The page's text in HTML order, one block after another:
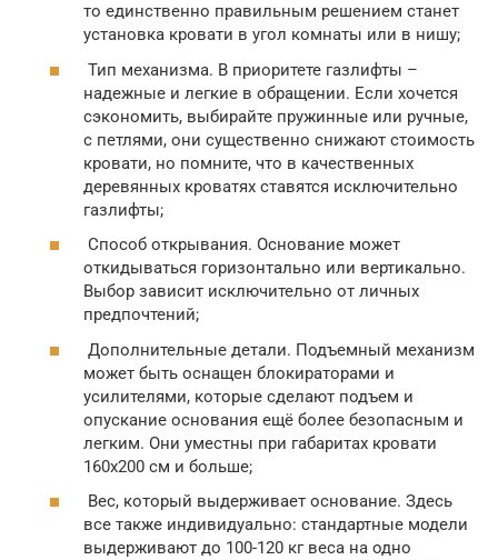
то единственно правильным решением станет
установка кровати в угол комнаты или в нишу;
Тип механизма. В приоритете газлифты –
надежные и легкие в обращении. Если хочется
сэкономить, выбирайте пружинные или ручные,
с петлями, они существенно снижают стоимость
кровати, но помните, что в качественных
деревянных кроватях ставятся исключительно
газлифты;
Способ открывания. Основание может
откидываться горизонтально или вертикально.
Выбор зависит исключительно от личных
предпочтений;
Дополнительные детали. Подъемный механизм
может быть оснащен блокираторами и
усилителями, которые сделают подъем и
опускание основания ещё более безопасным и
легким. Они уместны при габаритах кровати
160х200 см и больше;
Вес, который выдерживает основание. Здесь
все также индивидуально: стандартные модели
выдерживают до 100-120 кг веса на одно